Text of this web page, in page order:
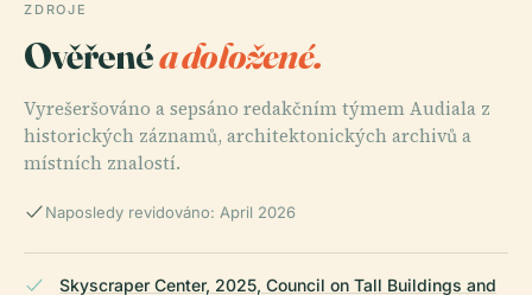
ZDROJE
Ověřenéa doložené.
Vyrešeršováno a sepsáno redakčním týmem Audiala z
historických záznamů, architektonických archivů a
místních znalostí.
Naposledy revidováno: April 2026
Skyscraper Center, 2025, Council on Tall Buildings and